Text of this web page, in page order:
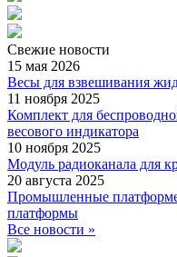
Свежие новости
15 мая 2026
Весы для взвешивания
11 ноября 2025
Комплект для
весового индикатора
10 ноября 2025
Модуль радиоканала для
20 августа 2025
Промышленные
платформы
Все новости »